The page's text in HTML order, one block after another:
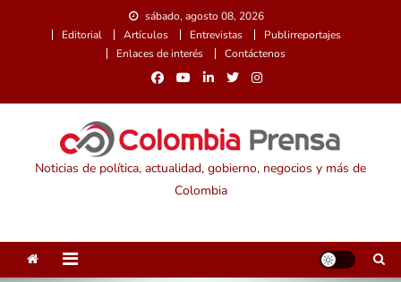
sábado, agosto 08, 2026
Editorial
Artículos Entrevistas
Publirreportajes
Enlaces de interés
Contáctenos
Noticias de política, actualidad, gobierno, negocios y más de
Colombia